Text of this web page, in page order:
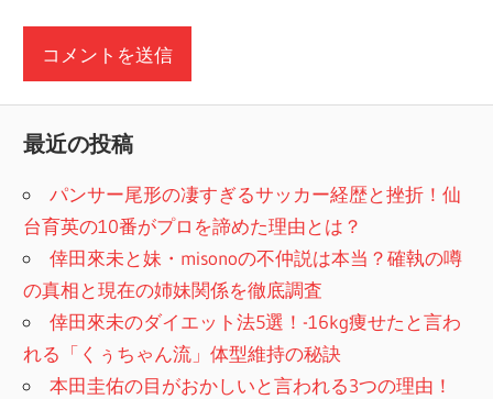
最近の投稿
パンサー尾形の凄すぎるサッカー経歴と挫折！仙
台育英の10番がプロを諦めた理由とは？
倖田來未と妹・misonoの不仲説は本当？確執の噂
の真相と現在の姉妹関係を徹底調査
倖田來未のダイエット法5選！-16kg痩せたと言わ
れる「くぅちゃん流」体型維持の秘訣
本田圭佑の目がおかしいと言われる3つの理由！